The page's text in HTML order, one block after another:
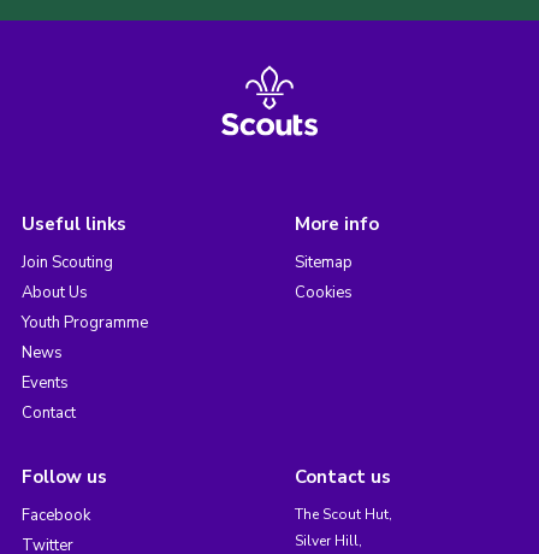
Useful links
Join Scouting
About Us
Youth Programme
News
Events
Contact
More info
Sitemap
Cookies
Follow us
Facebook
Twitter
Contact us
The Scout Hut,
Silver Hill,